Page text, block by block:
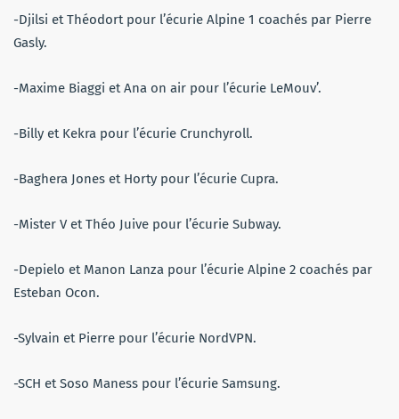
-Djilsi et Théodort pour l’écurie Alpine 1 coachés par Pierre
Gasly.
-Maxime Biaggi et Ana on air pour l’écurie LeMouv’.
-Billy et Kekra pour l’écurie Crunchyroll.
-Baghera Jones et Horty pour l’écurie Cupra.
-Mister V et Théo Juive pour l’écurie Subway.
-Depielo et Manon Lanza pour l’écurie Alpine 2 coachés par
Esteban Ocon.
-Sylvain et Pierre pour l’écurie NordVPN.
-SCH et Soso Maness pour l’écurie Samsung.